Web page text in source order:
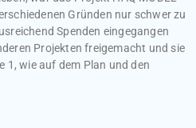
Gründen nur schwer zu
Spenden eingegangen
Projekten freigemacht und sie
1, wie auf dem Plan und den